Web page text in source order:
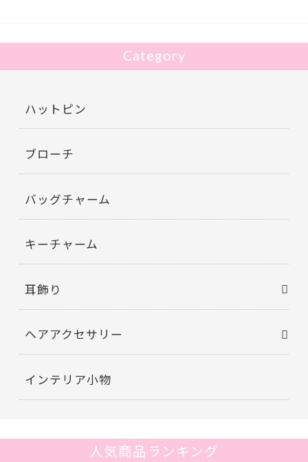
Category
ハットピン
ブローチ
バッグチャーム
キーチャーム
耳飾り
ヘアアクセサリー
インテリア小物
人気商品ランキング